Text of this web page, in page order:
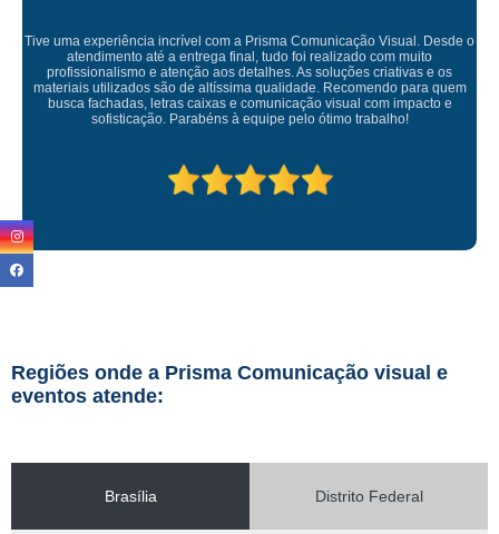
o
quem
Empresa maravilhosa, entregue antes do prazo e a
ficou perfeita, indico de olhos fechados
Regiões onde a Prisma Comunicação visual e
eventos atende:
Brasília Distrito Federal